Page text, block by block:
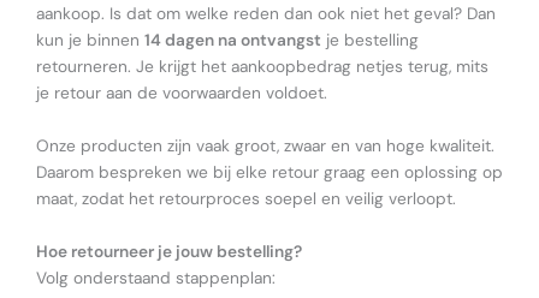
aankoop. Is dat om welke reden dan ook niet het geval? Dan
kun je binnen 14 dagen na ontvangst je bestelling
retourneren. Je krijgt het aankoopbedrag netjes terug, mits
je retour aan de voorwaarden voldoet.
Onze producten zijn vaak groot, zwaar en van hoge kwaliteit.
Daarom bespreken we bij elke retour graag een oplossing op
maat, zodat het retourproces soepel en veilig verloopt.
Hoe retourneer je jouw bestelling?
Volg onderstaand stappenplan: